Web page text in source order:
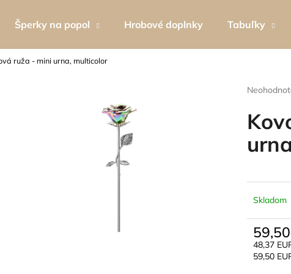
Šperky na popol Hrobové doplnky Tabuľky
ruža - mini urna, multicolor
Priemerné
produktu
je
z
Skladom
48,37
59,50
Čo potrebujete nájsť?
Odporúčame
ZNAK SMÚTKU -